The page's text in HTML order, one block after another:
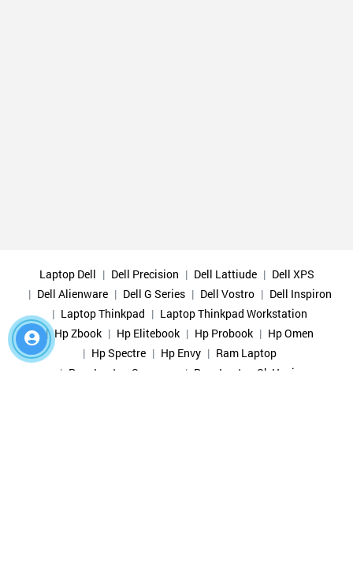
Laptop Dell Dell Precision Dell Lattiude
Dell XPS
Dell Alienware
Dell G Series Dell Vostro
Dell Inspiron
Laptop Thinkpad
Laptop Thinkpad Workstation
Hp Zbook
Hp Elitebook Hp Probook
Hp Omen
Hp Spectre
Hp Envy
Ram Laptop
Ram Laptop Samsung
Ram Laptop Sk Hynix